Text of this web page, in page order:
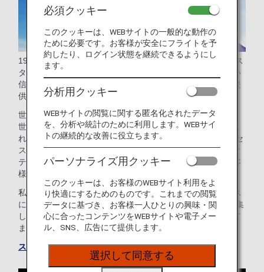
1997年に世界初のグローバルな航空連合として設立されたス
ターアライアンスは、広大な世界規模のネットワーク、高い
信頼性、そしてシームレスなサービスを大切な価値として提
供し続けています。
世界の主要航空会社26社が加盟するスターアライアンスは、
世界の90%をカバーする広大なネットワークを誇ります。こ
れにより、190カ国、1,150以上の空港へシームレスにアクセ
スでき、スムーズで快適な移動が可能です。さらに、コネク
ティング・パートナーである吉祥航空との連携により、お客
様の旅の選択肢はより一層広がっています。
私たちは「a world effortlessly connected -世界をシームレス
につなぐ-」というビジョンのもと、加盟航空会社の力を結集
し、今後もお客様の空の旅をより豊かにすることを目指して
まいります。
スター アライアンスウェブサイトにアクセスする
必須クッキー
このクッキーは、WEBサイトの一般的な動作の
ために必要です。お客様が安全にフライトを予
約したり、ログイン状態を継続できるようにし
ます。
分析用クッキー
WEBサイトの閲覧に関する匿名化されたデータ
を、分析や統計のために利用します。WEBサイ
トの継続的な改善に役立ちます。
パーソナライズ用クッキー
このクッキーは、お客様のWEBサイト利用をよ
り快適にするためのものです。これまでの閲覧
データに基づき、お客様一人ひとりの興味・関
心に合ったコンテンツをWEBサイトや電子メー
ル、SNS、広告にて提供します。
選択して同意する